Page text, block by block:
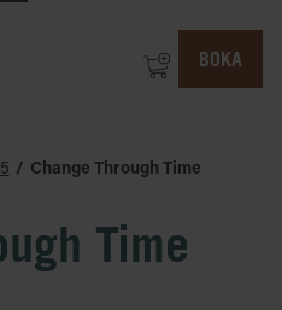
BOKA
Change Through Time
Time